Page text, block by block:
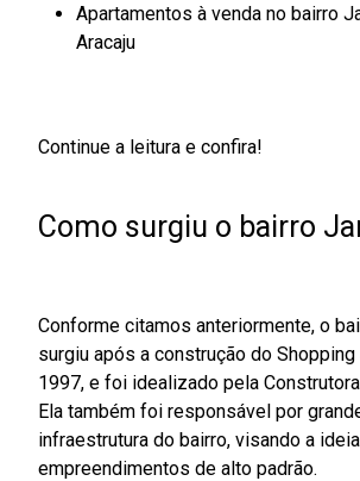
Apartamentos à venda no bairro
Aracaju
Continue a leitura e confira!
Como surgiu o bairro
Conforme citamos anteriormente, o
surgiu após a construção do
1997, e foi idealizado pela
Ela também foi responsável por
infraestrutura do bairro, visando a
empreendimentos de alto padrão.